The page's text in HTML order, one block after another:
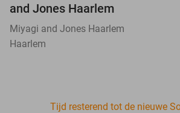
and Jones Haarlem
Miyagi and Jones Haarlem
Haarlem
Tijd resterend tot de nieuwe